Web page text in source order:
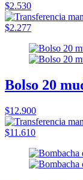
$2.530
$2.277
Bolso 20
$12.900
$11.610